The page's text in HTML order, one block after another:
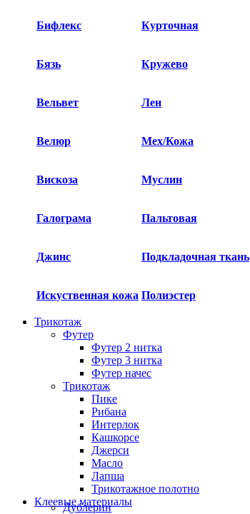
Бифлекс Курточная
Бязь Кружево
Вельвет Лен
Велюр Мех/Кожа
Вискоза Муслин
Галограма Пальтовая
Джинс Подкладочная ткань
Искуственная кожа Полиэстер
Трикотаж
Футер
Футер 2 нитка​
Футер 3 нитка​
Футер начес
Трикотаж
Пике
Рибана
Интерлок
Кашкорсе
Джерси
Масло
Лапша
Трикотажное полотно
Клеевые материалы
Дублерин